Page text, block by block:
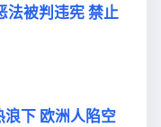
法被判违宪 禁止
浪下 欧洲人陷空